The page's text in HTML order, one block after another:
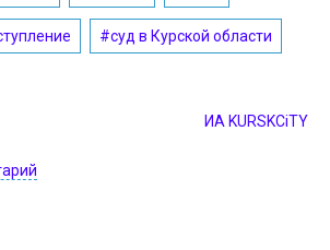
#суд в Курской области
ИА KURSKCiTY